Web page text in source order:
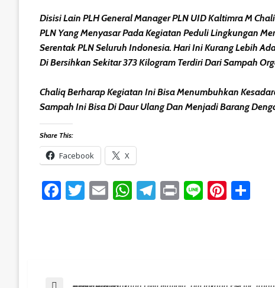
Disisi Lain PLH General Manager PLN UID Kaltimra M
PLN Yang Menyasar Pada Kegiatan Peduli Lingkungan
Serentak PLN Seluruh Indonesia. Hari Ini Kurang Lebih
Di Bersihkan Sekitar 373 Kilogram Terdiri Dari Sampah
Chaliq Berharap Kegiatan Ini Bisa Menumbuhkan
Sampah Ini Bisa Di Daur Ulang Dan Menjadi Barang
Share This:
Facebook X
Facebook
Twitter
EmailWhatsApp
Telegram
PrintLine
Previous Post